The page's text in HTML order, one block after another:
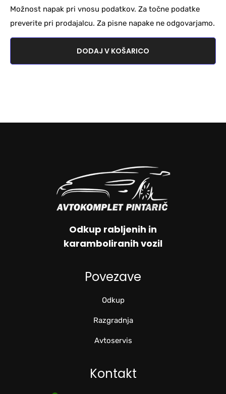
Možnost napak pri vnosu podatkov. Za točne podatke
preverite pri prodajalcu. Za pisne napake ne odgovarjamo.
DODAJ V KOŠARICO
Odkup rabljenih in
karamboliranih vozil
Povezave
Odkup
Razgradnja
Avtoservis
Kontakt